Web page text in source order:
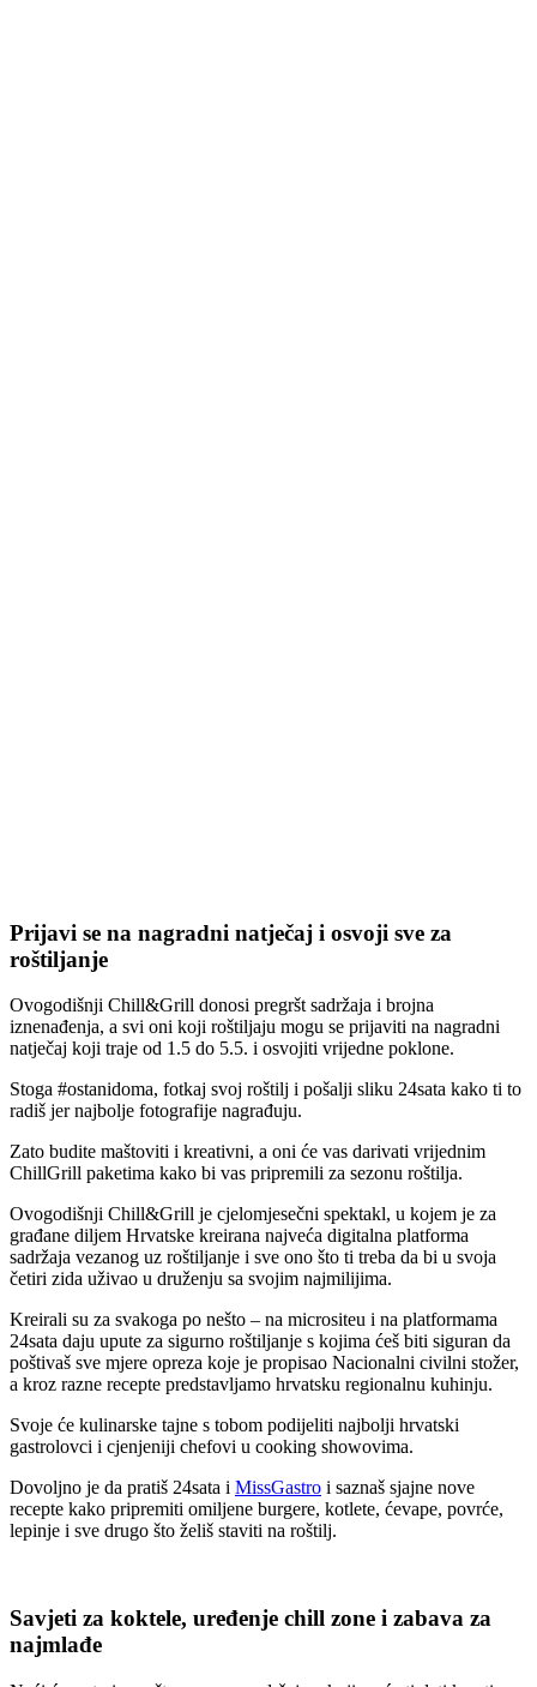
Prijavi se na nagradni natječaj i osvoji sve za
roštiljanje
Ovogodišnji Chill&Grill donosi pregršt sadržaja i brojna
iznenađenja, a svi oni koji roštiljaju mogu se prijaviti na nagradni
natječaj koji traje od 1.5 do 5.5. i osvojiti vrijedne poklone.
Stoga #ostanidoma, fotkaj svoj roštilj i pošalji sliku 24sata kako ti to
radiš jer najbolje fotografije nagrađuju.
Zato budite maštoviti i kreativni, a oni će vas darivati vrijednim
ChillGrill paketima kako bi vas pripremili za sezonu roštilja.
Ovogodišnji Chill&Grill je cjelomjesečni spektakl, u kojem je za
građane diljem Hrvatske kreirana najveća digitalna platforma
sadržaja vezanog uz roštiljanje i sve ono što ti treba da bi u svoja
četiri zida uživao u druženju sa svojim najmilijima.
Kreirali su za svakoga po nešto – na micrositeu i na platformama
24sata daju upute za sigurno roštiljanje s kojima ćeš biti siguran da
poštivaš sve mjere opreza koje je propisao Nacionalni civilni stožer,
a kroz razne recepte predstavljamo hrvatsku regionalnu kuhinju.
Svoje će kulinarske tajne s tobom podijeliti najbolji hrvatski
gastrolovci i cjenjeniji chefovi u cooking showovima.
Dovoljno je da pratiš 24sata i MissGastro i saznaš sjajne nove
recepte kako pripremiti omiljene burgere, kotlete, ćevape, povrće,
lepinje i sve drugo što želiš staviti na roštilj.
Savjeti za koktele, uređenje chill zone i zabava za
najmlađe